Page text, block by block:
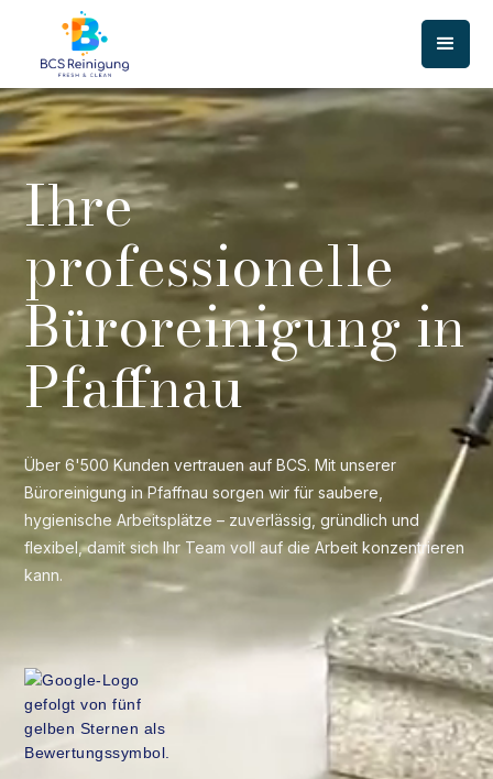
Ihre
professionelle
Büroreinigung in
Pfaffnau
Über 6'500 Kunden vertrauen auf BCS. Mit unserer
Büroreinigung in Pfaffnau sorgen wir für saubere,
hygienische Arbeitsplätze – zuverlässig, gründlich und
flexibel, damit sich Ihr Team voll auf die Arbeit konzentrieren
kann.